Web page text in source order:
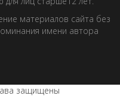
материалов сайта без
имени автора
защищены